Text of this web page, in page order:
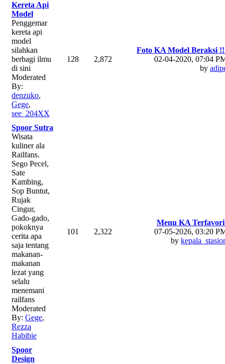
Kereta Api
Model
Penggemar
kereta api
model
silahkan
berbagi ilmu
di sini
Moderated
By:
denzuko,
Gege,
see_204XX
128 2,872
Foto KA Model Beraksi
02-04-2020, 07:04
by
Spoor Sutra
Wisata
kuliner ala
Railfans.
Sego Pecel,
Sate
Kambing,
Sop Buntut,
Rujak
Cingur,
Gado-gado,
pokoknya
cerita apa
saja tentang
makanan-
makanan
lezat yang
selalu
menemani
railfans
Moderated
By: Gege,
Rezza
Habibie
101 2,322
Menu KA
07-05-2026, 03:20
by
Spoor
Design